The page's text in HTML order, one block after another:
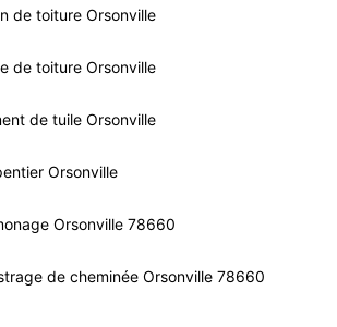
de toiture Orsonville
de toiture Orsonville
de tuile Orsonville
Orsonville
Orsonville 78660
de cheminée Orsonville 78660